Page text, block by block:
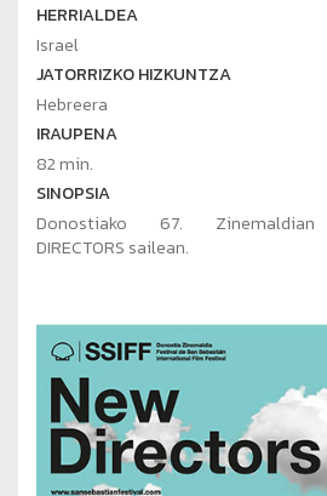
HERRIALDEA
Israel
JATORRIZKO HIZKUNTZA
Hebreera
IRAUPENA
82 min.
SINOPSIA
Donostiako 67.
DIRECTORS sailean.